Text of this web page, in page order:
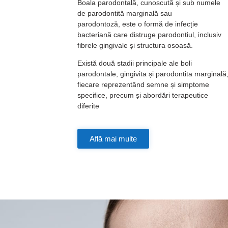
Boala parodontală, cunoscută și sub numele
de parodontită marginală sau
parodontoză, este o formă de infecție
bacteriană care distruge parodonțiul, inclusiv
fibrele gingivale și structura osoasă.
Există două stadii principale ale boli
parodontale, gingivita și parodontita marginală,
fiecare reprezentând semne și simptome
specifice, precum și abordări terapeutice
diferite
Află mai multe